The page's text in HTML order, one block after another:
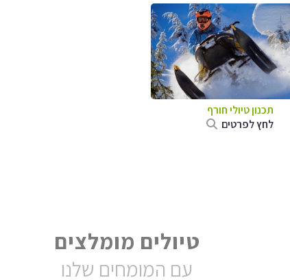
תכנון טיולי חורף
לחץ לפרטים
טיולים מומלצים
עם המומחים שלנו